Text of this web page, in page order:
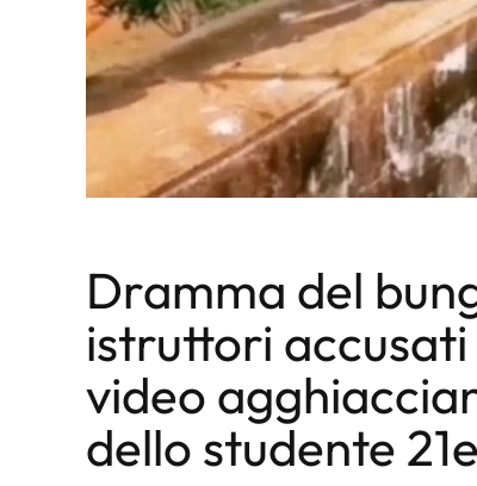
Dramma del
istruttori
video
dello studente